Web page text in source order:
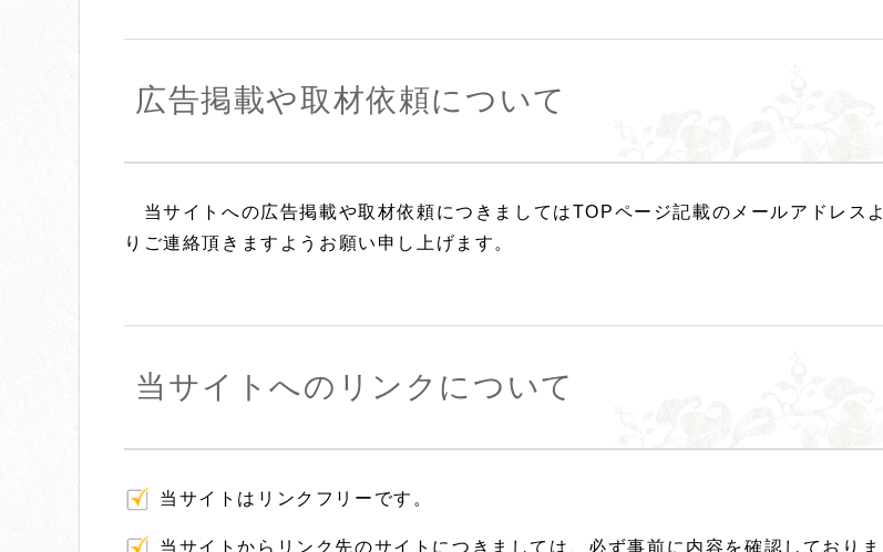
広告掲載や取材依頼について
当サイトへの広告掲載や取材依頼につきましてはTOPページ記載のメールアドレスよ
りご連絡頂きますようお願い申し上げます。
当サイトへのリンクについて
当サイトはリンクフリーです。
当サイトからリンク先のサイトにつきましては、必ず事前に内容を確認しておりま